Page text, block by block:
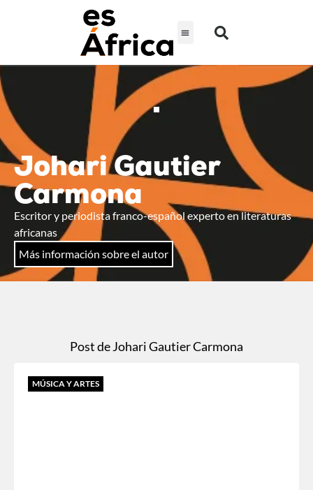
Johari Gautier
Carmona
Escritor y periodista franco-español experto en literaturas
africanas
Más información sobre el autor
Post de Johari Gautier Carmona
MÚSICA Y ARTES